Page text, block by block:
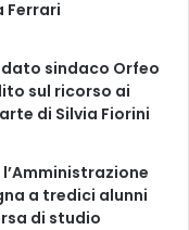
Ferrari
sindaco Orfeo
sul ricorso ai
di Silvia Fiorini
a tredici alunni
di studio